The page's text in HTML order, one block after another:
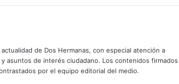
de Dos Hermanas, con especial atención a
asuntos de interés ciudadano. Los contenidos firmados
por el equipo editorial del medio.